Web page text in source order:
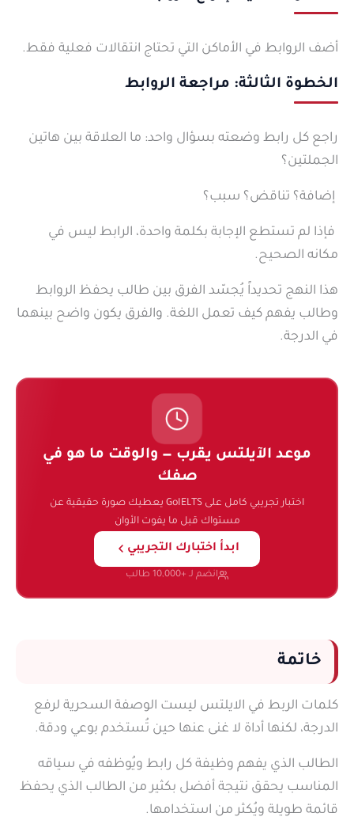
أضف الروابط في الأماكن التي تحتاج انتقالات فعلية فقط.
الخطوة الثالثة: مراجعة الروابط
راجع كل رابط وضعته بسؤال واحد: ما العلاقة بين هاتين
الجملتين؟
إضافة؟ تناقض؟ سبب؟
فإذا لم تستطع الإجابة بكلمة واحدة، الرابط ليس في
مكانه الصحيح.
هذا النهج تحديداً يُجسّد الفرق بين طالب يحفظ الروابط
وطالب يفهم كيف تعمل اللغة. والفرق يكون واضح بينهما
في الدرجة.
موعد الآيلتس يقرب — والوقت ما هو في
صفك
اختبار تجريبي كامل على GoIELTS يعطيك صورة حقيقية عن
مستواك قبل ما يفوت الأوان
ابدأ اختبارك التجريبي
انضم لـ +10,000 طالب
خاتمة
كلمات الربط في الايلتس ليست الوصفة السحرية لرفع
الدرجة، لكنها أداة لا غنى عنها حين تُستخدم بوعي ودقة.
الطالب الذي يفهم وظيفة كل رابط ويُوظفه في سياقه
المناسب يحقق نتيجة أفضل بكثير من الطالب الذي يحفظ
قائمة طويلة ويُكثر من استخدامها.